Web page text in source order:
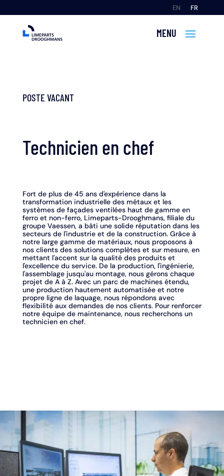
FR
EN
POSTE VACANT
Technicien en chef
Fort de plus de 45 ans d'expérience dans la
transformation industrielle des métaux et les
systèmes de façades ventilées haut de gamme en
ferro et non-ferro, Limeparts-Drooghmans, filiale du
groupe Vaessen, a bâti une solide réputation dans les
secteurs de l'industrie et de la construction. Grâce à
notre large gamme de matériaux, nous proposons à
nos clients des solutions complètes et sur mesure, en
mettant l'accent sur la qualité des produits et
l'excellence du service. De la production, l'ingénierie,
l'assemblage jusqu'au montage, nous gérons chaque
projet de A à Z. Avec un parc de machines étendu,
une production hautement automatisée et notre
propre ligne de laquage, nous répondons avec
flexibilité aux demandes de nos clients. Pour renforcer
notre équipe de maintenance, nous recherchons un
technicien en chef.